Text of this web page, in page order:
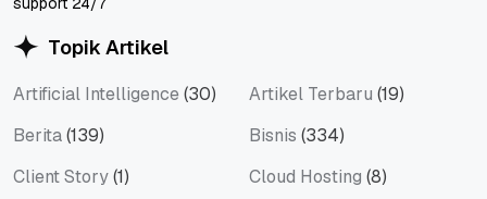
Topik Artikel
Artificial Intelligence (30) Artikel Terbaru (19)
Berita(139) Bisnis (334)
Client Story(1) Cloud Hosting (8)